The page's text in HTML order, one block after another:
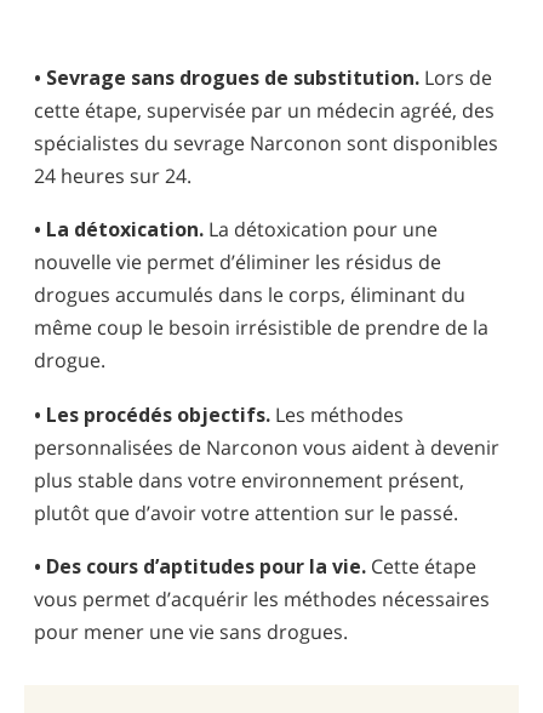
• Sevrage sans drogues de substitution. Lors de
cette étape, supervisée par un médecin agréé, des
spécialistes du sevrage Narconon sont disponibles
24 heures sur 24.
• La détoxication. La détoxication pour une
nouvelle vie permet d’éliminer les résidus de
drogues accumulés dans le corps, éliminant du
même coup le besoin irrésistible de prendre de la
drogue.
• Les procédés objectifs. Les méthodes
personnalisées de Narconon vous aident à devenir
plus stable dans votre environnement présent,
plutôt que d’avoir votre attention sur le passé.
• Des cours d’aptitudes pour la vie. Cette étape
vous permet d’acquérir les méthodes nécessaires
pour mener une vie sans drogues.